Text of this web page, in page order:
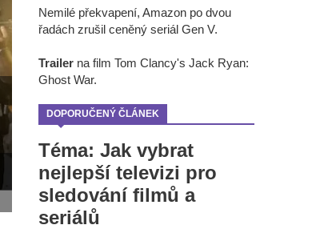
Nemilé překvapení, Amazon po dvou
řadách zrušil ceněný seriál Gen V.
Trailer na film Tom Clancy's Jack Ryan:
Ghost War.
DOPORUČENÝ ČLÁNEK
Téma: Jak vybrat
nejlepší televizi pro
sledování filmů a
seriálů